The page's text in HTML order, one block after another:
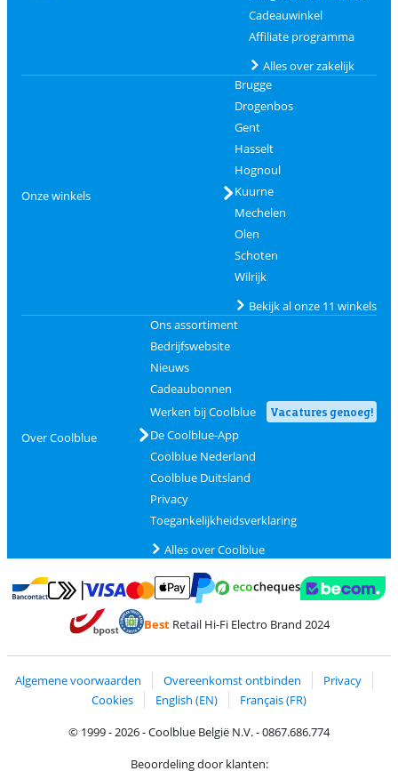
Cadeauwinkel
Affiliate programma
Alles over zakelijk
Onze winkels
Brugge
Drogenbos
Gent
Hasselt
Hognoul
Kuurne
Mechelen
Olen
Schoten
Wilrijk
Bekijk al onze 11 winkels
Over Coolblue
Ons assortiment
Bedrijfswebsite
Nieuws
Cadeaubonnen
Werken bij Coolblue
Vacatures genoeg!
De Coolblue-App
Coolblue Nederland
Coolblue Duitsland
Privacy
Toegankelijkheidsverklaring
Alles over Coolblue
Betalen met Bancontact
Betalen met MasterCard en Visa via ClickToPay
BestRetail Hi-Fi Electro Brand 2024
Algemene voorwaarden Overeenkomst ontbinden
Privacy
Cookies
English (EN)
Français (FR)
© 1999 - 2026 - Coolblue België N.V. - 0867.686.774
Beoordeling door klanten: